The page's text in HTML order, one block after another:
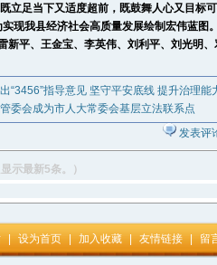
立足当下又适度超前，既鼓舞人心又目标
现我县经济社会高质量发展绘制宏伟蓝图。
平、王金宝、李英伟、刘利平、刘光明、
“3456”指导意见 坚守平安底线 提升治理能
委会成为市人大常委会基层立法联系点
发表评
示最新5条。）
设为首页 加入收藏 友情链接 留